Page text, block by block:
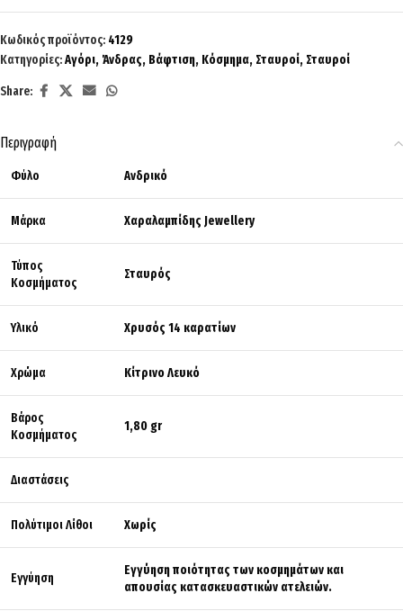
Κωδικός προϊόντος: 4129
Κατηγορίες:Αγόρι, Άνδρας, Βάφτιση, Κόσμημα, Σταυροί, Σταυροί
Share:
Περιγραφή
Φύλο Ανδρικό
Μάρκα Χαραλαμπίδης Jewellery
Τύπος
Κοσμήματος
Σταυρός
Υλικό Χρυσός 14 καρατίων
Χρώμα Κίτρινο Λευκό
Βάρος
Κοσμήματος
1,80 gr
Διαστάσεις
Πολύτιμοι Λίθοι Χωρίς
Εγγύηση
Εγγύηση ποιότητας των κοσμημάτων και
απουσίας κατασκευαστικών ατελειών.